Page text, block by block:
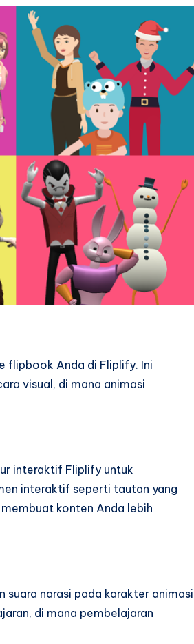
flipbook Anda di Fliplify. Ini
visual, di mana animasi
interaktif Fliplify untuk
interaktif seperti tautan yang
konten Anda lebih
narasi pada karakter animasi
di mana pembelajaran